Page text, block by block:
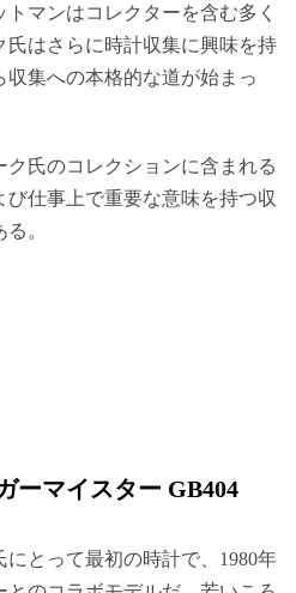
マンはコレクターを含む多く
はさらに時計収集に興味を持
集への本格的な道が始まっ
氏のコレクションに含まれる
仕事上で重要な意味を持つ収
。
マイスター GB404
とって最初の時計で、1980年